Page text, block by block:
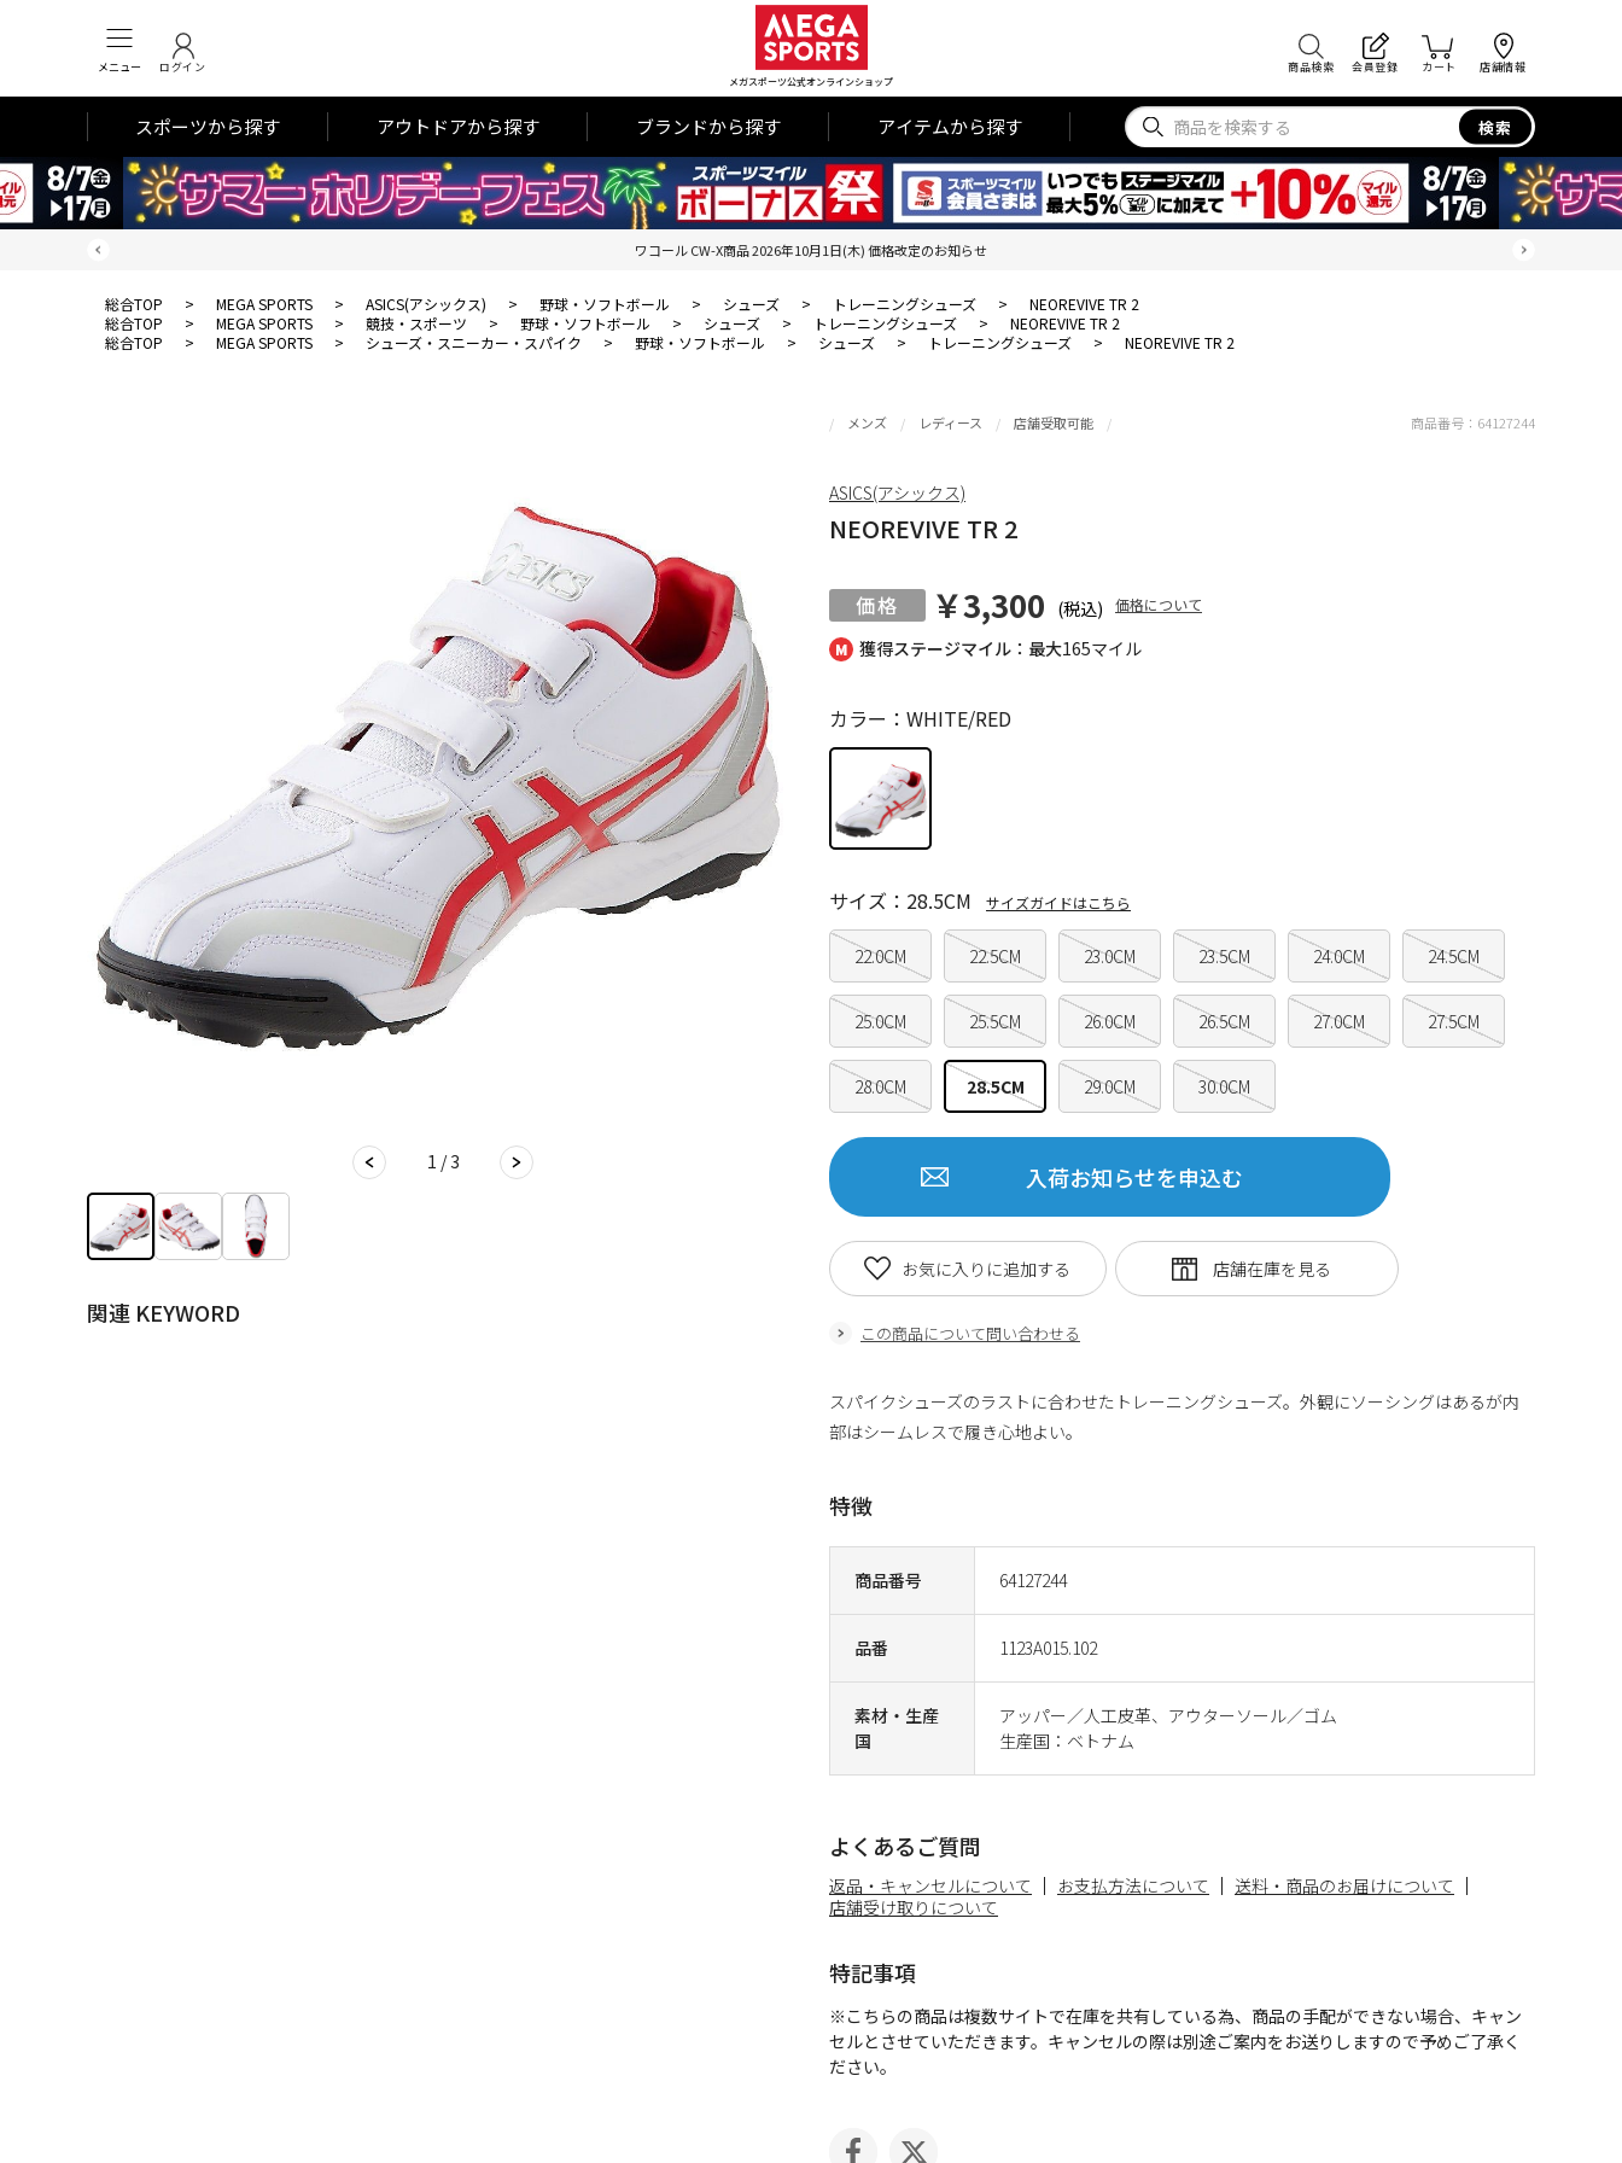
メニュー ログイン
メガスポーツ公式オンラインショップ
商品検索 会員登録 カート 店舗情報
スポーツから探す アウトドアから探す ブランドから探す アイテムから探す 検索
ワコール CW-X商品 2026年10月1日(木) 価格改定のお知らせ
総合TOP > MEGA SPORTS > ASICS(アシックス) > 野球・ソフトボール > シューズ > トレーニングシューズ >
NEOREVIVE TR 2
総合TOP
> MEGA SPORTS > 競技・スポーツ > 野球・ソフトボール > シューズ > トレーニングシューズ >
NEOREVIVE TR 2
総合TOP
> MEGA SPORTS > シューズ・スニーカー・スパイク > 野球・ソフトボール > シューズ > トレーニングシューズ > NEOREVIVE TR 2
1 / 3
関連 KEYWORD
獲得ステージマイル：最大165マイル
メンズ レディース 店舗受取可能
NEOREVIVE TR 2
￥3,300 (税込) 価格について
商品番号 64127244
品番 1123A015.102
素材・生産
国
アッパー／人工皮革、アウターソール／ゴム
生産国：ベトナム
カラー：WHITE/RED
22.0CM 22.5CM 23.0CM 23.5CM 24.0CM 24.5CM
25.0CM 25.5CM 26.0CM 26.5CM 27.0CM 27.5CM
28.0CM 28.5CM 29.0CM 30.0CM
サイズ：28.5CM サイズガイドはこちら
入荷お知らせを申込む
この商品について問い合わせる
お気に入りに追加する
商品番号： 64127244
ASICS(アシックス)
スパイクシューズのラストに合わせたトレーニングシューズ。外観にソーシングはあるが内
部はシームレスで履き心地よい。
特徴
よくあるご質問
返品・キャンセルについて お支払方法について
送料・商品のお届けについて
店舗受け取りについて
特記事項
※こちらの商品は複数サイトで在庫を共有している為、商品の手配ができない場合、キャン
セルとさせていただきます。キャンセルの際は別途ご案内をお送りしますので予めご了承く
ださい。